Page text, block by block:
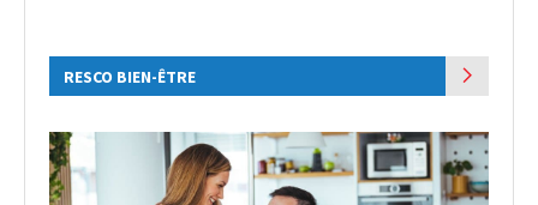
RESCO BIEN-ÊTRE